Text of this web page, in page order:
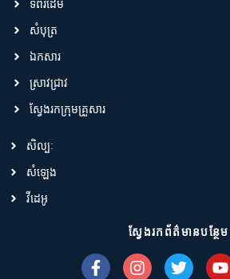
ទំព័រដើម
សំបុត្រ
ឯកសារ
ស្រាវជ្រាវ
ស្វែងរកក្រុមគ្រួសារ
សិល្បៈ
សំឡេង
វីដេអូ
ស្វែងរកព័ត៌មានបន្ថែម